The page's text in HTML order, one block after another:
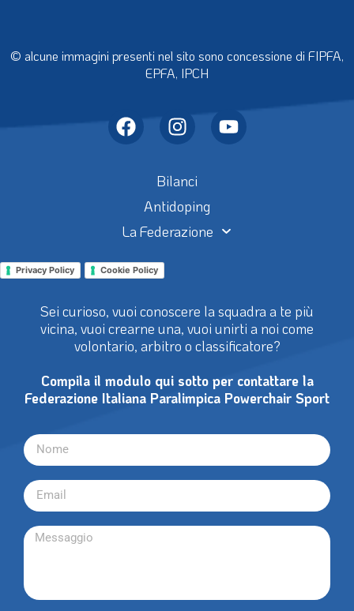
© alcune immagini presenti nel sito sono concessione di FIPFA,
EPFA, IPCH
Bilanci
Antidoping
La Federazione
Privacy Policy Cookie Policy
Sei curioso, vuoi conoscere la squadra a te più
vicina, vuoi crearne una, vuoi unirti a noi come
volontario, arbitro o classificatore?
Compila il modulo qui sotto per contattare la
Federazione Italiana Paralimpica Powerchair Sport